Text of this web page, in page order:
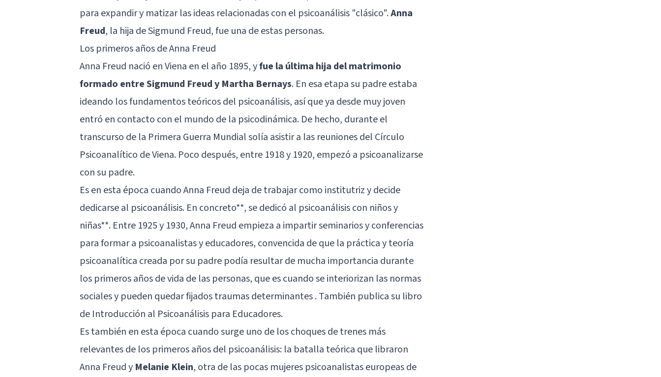
para expandir y matizar las ideas relacionadas con el psicoanálisis "clásico".Anna
Freud, la hija de Sigmund Freud, fue una de estas personas.
Los primeros años de Anna Freud
Anna Freud nació en Viena en el año 1895, yfue la última hija del matrimonio
formado entre Sigmund Freud y Martha Bernays. En esa etapa su padre estaba
ideando los fundamentos teóricos del psicoanálisis, así que ya desde muy joven
entró en contacto con el mundo de la psicodinámica. De hecho, durante el
transcurso de la Primera Guerra Mundial solía asistir a las reuniones del Círculo
Psicoanalítico de Viena. Poco después, entre 1918 y 1920, empezó a psicoanalizarse
con su padre.
Es en esta época cuando Anna Freud deja de trabajar como institutriz y decide
dedicarse al psicoanálisis. En concreto**, se dedicó al psicoanálisis con niños y
niñas**. Entre 1925 y 1930, Anna Freud empieza a impartir seminarios y conferencias
para formar a psicoanalistas y educadores, convencida de que la práctica y teoría
psicoanalítica creada por su padre podía resultar de mucha importancia durante
los primeros años de vida de las personas, que es cuando se interiorizan las normas
sociales y pueden quedar fijados traumas determinantes . También publica su libro
de Introducción al Psicoanálisis para Educadores.
Es también en esta época cuando surge uno de los choques de trenes más
relevantes de los primeros años del psicoanálisis: la batalla teórica que libraron
Anna Freud y Melanie Klein, otra de las pocas mujeres psicoanalistas europeas de